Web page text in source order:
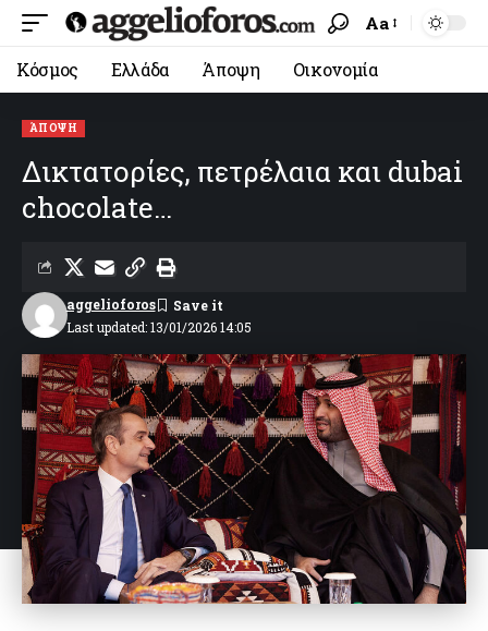
Aa
Κόσμος Ελλάδα Άποψη Οικονομία
ΆΠΟΨΗ
Δικτατορίες, πετρέλαια και dubai
chocolate…
Last updated: 13/01/2026 14:05
aggelioforos